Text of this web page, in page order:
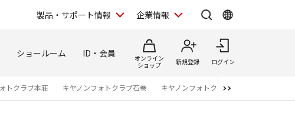
製品・サポート情報 企業情報
ショールーム ID・会員
オンライン
ショップ
新規登録 ログイン
トクラブ本荘 キヤノンフォトクラブ石巻 キヤノンフォトクラブ仙台